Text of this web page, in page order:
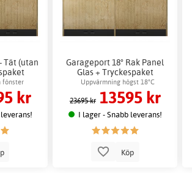
Tät (utan
fönster
kr
Garageport 18° Rak Panel
Glas + Tryckespaket
Uppvärmning högst 18°C
23695 kr 13595 kr
I lager - Snabb leverans!
Köp